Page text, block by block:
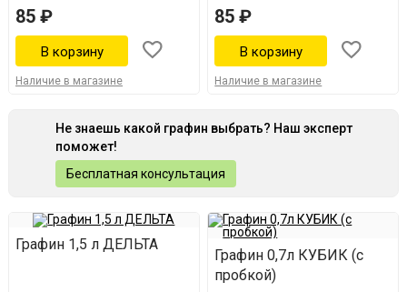
85 ₽
Наличие в магазине
85 ₽
Наличие в магазине
Не знаешь какой графин выбрать? Наш эксперт
поможет!
Бесплатная консультация
Графин 1,5 л ДЕЛЬТА
Графин 0,7л КУБИК (с
пробкой)